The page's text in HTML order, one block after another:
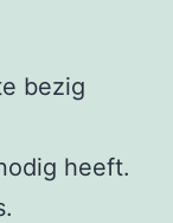
bezig
heeft.